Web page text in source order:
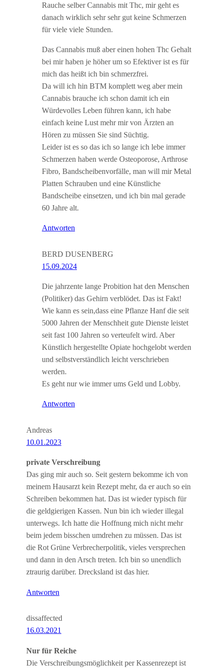
Rauche selber Cannabis mit Thc, mir geht es
danach wirklich sehr sehr gut keine Schmerzen
für viele viele Stunden.
Das Cannabis muß aber einen hohen Thc Gehalt
bei mir haben je höher um so Efektiver ist es für
mich das heißt ich bin schmerzfrei.
Da will ich hin BTM komplett weg aber mein
Cannabis brauche ich schon damit ich ein
Würdevolles Leben führen kann, ich habe
einfach keine Lust mehr mir von Ärzten an
Hören zu müssen Sie sind Süchtig.
Leider ist es so das ich so lange ich lebe immer
Schmerzen haben werde Osteoporose, Arthrose
Fibro, Bandscheibenvorfälle, man will mir Metal
Platten Schrauben und eine Künstliche
Bandscheibe einsetzen, und ich bin mal gerade
60 Jahre alt.
Antworten
BERD DUSENBERG
15.09.2024
Die jahrzente lange Probition hat den Menschen
(Politiker) das Gehirn verblödet. Das ist Fakt!
Wie kann es sein,dass eine Pflanze Hanf die seit
5000 Jahren der Menschheit gute Dienste leistet
seit fast 100 Jahren so verteufelt wird. Aber
Künstlich hergestellte Opiate hochgelobt werden
und selbstverständlich leicht verschrieben
werden.
Es geht nur wie immer ums Geld und Lobby.
Antworten
Andreas
10.01.2023
private Verschreibung
Das ging mir auch so. Seit gestern bekomme ich von
meinem Hausarzt kein Rezept mehr, da er auch so ein
Schreiben bekommen hat. Das ist wieder typisch für
die geldgierigen Kassen. Nun bin ich wieder illegal
unterwegs. Ich hatte die Hoffnung mich nicht mehr
beim jedem bisschen umdrehen zu müssen. Das ist
die Rot Grüne Verbrecherpolitik, vieles versprechen
und dann in den Arsch treten. Ich bin so unendlich
ztraurig darüber. Drecksland ist das hier.
Antworten
dissaffected
16.03.2021
Nur für Reiche
Die Verschreibungsmöglichkeit per Kassenrezept ist